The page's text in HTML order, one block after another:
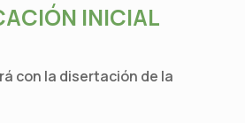
INICIAL
con la disertación de la